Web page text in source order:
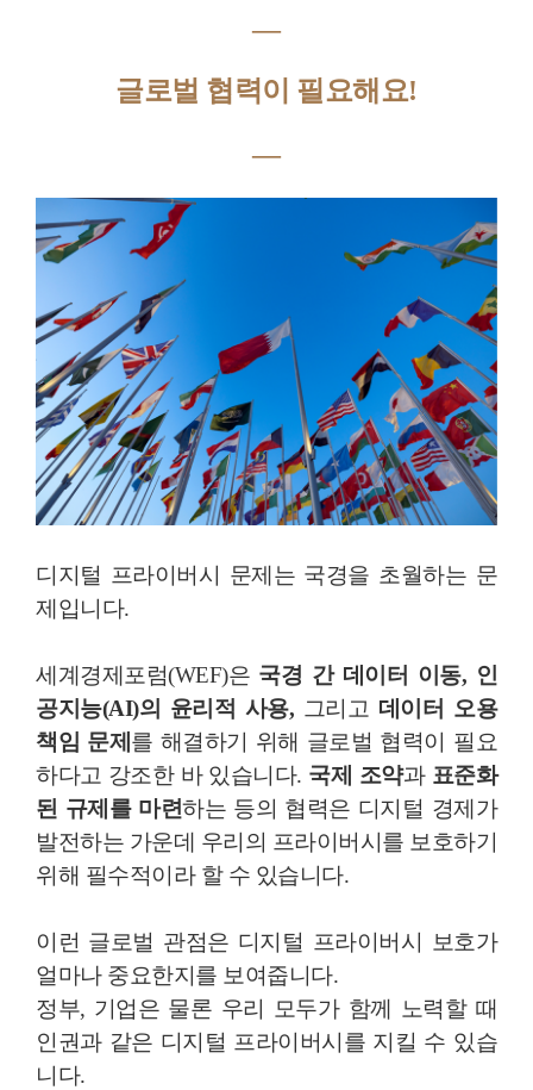
―
글로벌 협력이 필요해요!
―
디지털 프라이버시 문제는 국경을 초월하는 문
제입니다.
세계경제포럼(WEF)은 국경 간 데이터 이동, 인
공지능(AI)의 윤리적 사용, 그리고 데이터 오용
책임 문제 를 해결하기 위해 글로벌 협력이 필요
하다고 강조한 바 있습니다. 국제 조약과표준화
된 규제를 마련하는 등의 협력은 디지털 경제가
발전하는 가운데 우리의 프라이버시를 보호하기
위해 필수적이라 할 수 있습니다.
이런 글로벌 관점은 디지털 프라이버시 보호가
얼마나 중요한지를 보여줍니다.
정부, 기업은 물론 우리 모두가 함께 노력할 때
인권과 같은 디지털 프라이버시를 지킬 수 있습
니다.